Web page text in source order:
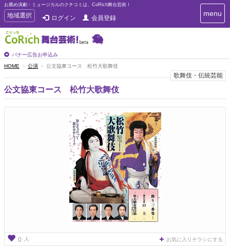
お薦め演劇・ミュージカルのクチコミは、CoRich舞台芸術！
T
o
g
g
e
n
a
v
i
地域選択 ログイン 会員登録
バナー広告お申込み
T
o
n
i
menu
HOME 公演 公文協東コース 松竹大歌舞伎
歌舞伎・伝統芸能
公文協東コース 松竹大歌舞伎
0 人 お気に入りチラシにする